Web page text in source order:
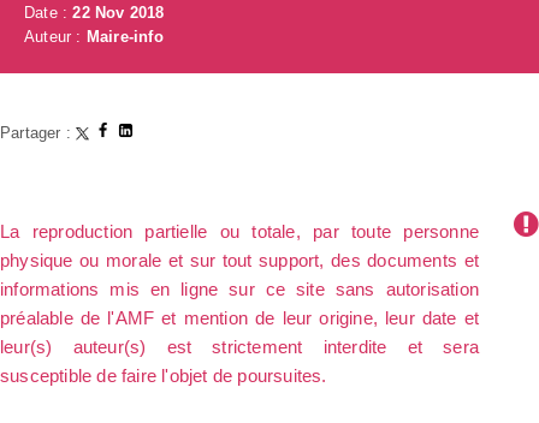
Date :22 Nov 2018
Auteur : Maire-info
Partager :
La reproduction partielle ou totale, par toute personne
physique ou morale et sur tout support, des documents et
informations mis en ligne sur ce site sans autorisation
préalable de l'AMF et mention de leur origine, leur date et
leur(s) auteur(s) est strictement interdite et sera
susceptible de faire l'objet de poursuites.